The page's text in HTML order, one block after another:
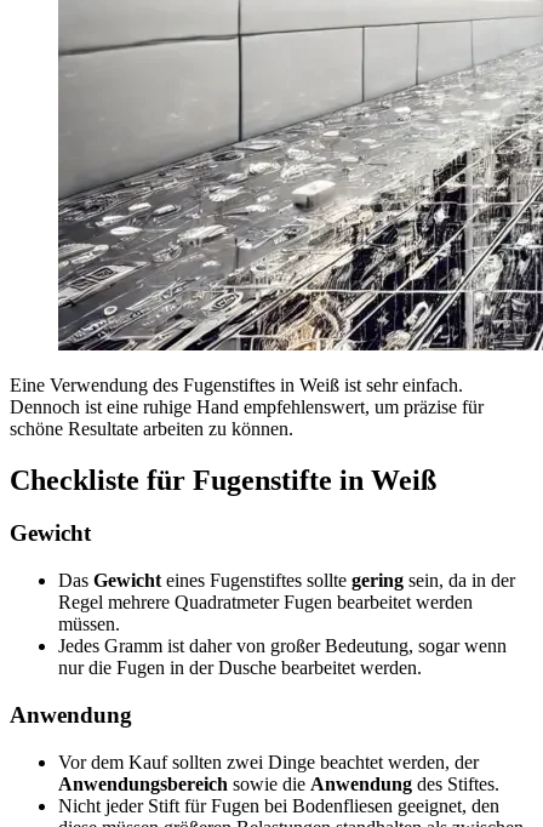
Eine Verwendung des Fugenstiftes in Weiß ist sehr einfach.
Dennoch ist eine ruhige Hand empfehlenswert, um präzise für
schöne Resultate arbeiten zu können.
Checkliste für Fugenstifte in Weiß
Gewicht
Das Gewicht eines Fugenstiftes sollte gering sein, da in der
Regel mehrere Quadratmeter Fugen bearbeitet werden
müssen.
Jedes Gramm ist daher von großer Bedeutung, sogar wenn
nur die Fugen in der Dusche bearbeitet werden.
Anwendung
Vor dem Kauf sollten zwei Dinge beachtet werden, der
Anwendungsbereich sowie die Anwendung des Stiftes.
Nicht jeder Stift für Fugen bei Bodenfliesen geeignet, den